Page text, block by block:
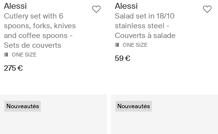
Alessi
Cutlery set with 6
spoons, forks, knives
and coffee spoons -
Sets de couverts
ONE SIZE
275 €
Alessi
Salad set in 18/10
stainless steel -
Couverts à salade
ONE SIZE
59 €
Nouveautés Nouveautés